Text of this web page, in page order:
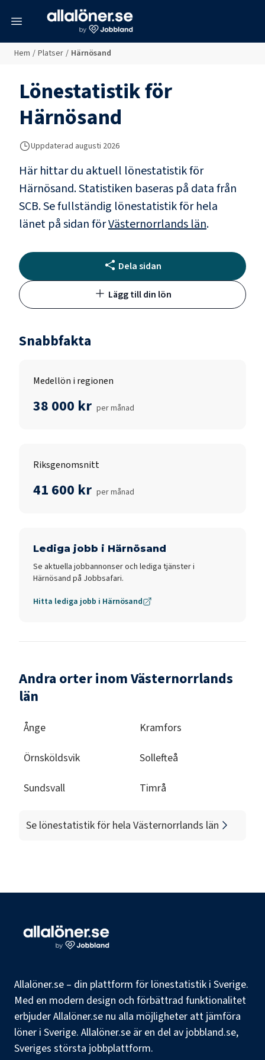
Hem / Platser / Härnösand
Lönestatistik för
Härnösand
Uppdaterad augusti 2026
Här hittar du aktuell lönestatistik för
Härnösand. Statistiken baseras på data från
SCB.Se fullständig lönestatistik för hela
länet på sidan förVästernorrlands län.
Dela sidan
Lägg till din lön
Snabbfakta
Medellön i regionen
38 000 kr per månad
Riksgenomsnitt
41 600 kr per månad
Lediga jobb i Härnösand
Se aktuella jobbannonser och lediga tjänster i
Härnösand på Jobbsafari.
Hitta lediga jobb i Härnösand
Andra orter inom Västernorrlands
län
Ånge Kramfors
Örnsköldsvik Sollefteå
Sundsvall Timrå
Se lönestatistik för hela Västernorrlands län
Allalöner.se – din plattform för lönestatistik i Sverige.
Med en modern design och förbättrad funktionalitet
erbjuder Allalöner.se nu alla möjligheter att jämföra
löner i Sverige. Allalöner.se är en del av jobbland.se,
Sveriges största jobbplattform.